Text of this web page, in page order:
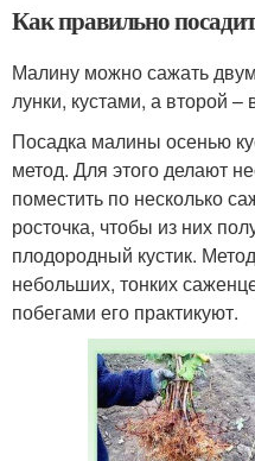
Как правильно
Малину можно сажать
лунки, кустами, а второй –
Посадка малины осенью
метод. Для этого делают
поместить по несколько
росточка, чтобы из них
плодородный кустик.
небольших, тонких
побегами его практикуют.